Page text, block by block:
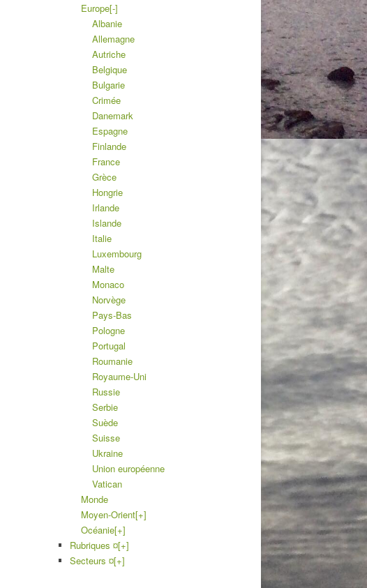
Europe[-]
Albanie
Allemagne
Autriche
Belgique
Bulgarie
Crimée
Danemark
Espagne
Finlande
France
Grèce
Hongrie
Irlande
Islande
Italie
Luxembourg
Malte
Monaco
Norvège
Pays-Bas
Pologne
Portugal
Roumanie
Royaume-Uni
Russie
Serbie
Suède
Suisse
Ukraine
Union européenne
Vatican
Monde
Moyen-Orient[+]
Océanie[+]
Rubriques ¤[+]
Secteurs ¤[+]